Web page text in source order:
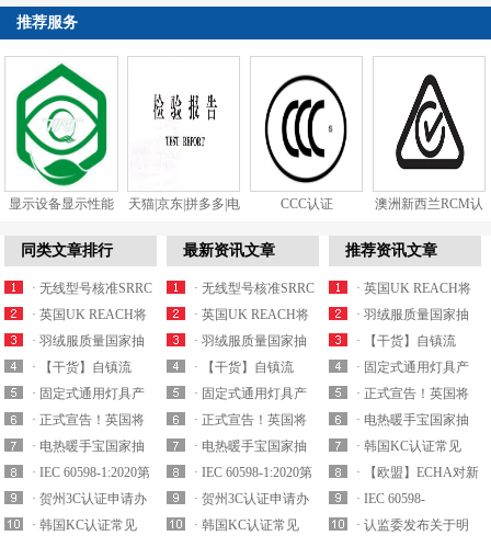
推荐服务
显示设备显示性能
天猫|京东|拼多多|电
CCC认证
澳洲新西兰RCM认
同类文章排行
· 无线型号核准SRRC
认证最新产品...
· 英国UK REACH将
于2021年实施...
· 羽绒服质量国家抽
查细则内容解析
· 【干货】自镇流
LED灯产品国家监...
· 固定式通用灯具产
品质量国抽要求解...
· 正式宣告！英国将
拒绝承认CE认证...
· 电热暖手宝国家抽
查实施细则要求解...
· IEC 60598-1:2020第
九版已于2020...
· 贺州3C认证申请办
理机构
· 韩国KC认证常见
最新资讯文章
· 无线型号核准SRRC
认证最新产品...
· 英国UK REACH将
于2021年实施...
· 羽绒服质量国家抽
查细则内容解析
· 【干货】自镇流
LED灯产品国家监...
· 固定式通用灯具产
品质量国抽要求解...
· 正式宣告！英国将
拒绝承认CE认证...
· 电热暖手宝国家抽
查实施细则要求解...
· IEC 60598-1:2020第
九版已于2020...
· 贺州3C认证申请办
理机构
· 韩国KC认证常见
推荐资讯文章
· 英国UK REACH将
于2021年实施...
· 羽绒服质量国家抽
查细则内容解析
· 【干货】自镇流
LED灯产品国家监...
· 固定式通用灯具产
品质量国抽要求解...
· 正式宣告！英国将
拒绝承认CE认证...
· 电热暖手宝国家抽
查实施细则要求解...
· 韩国KC认证常见
EMC电磁兼容标...
· 【欧盟】ECHA对新
一批潜在的S...
· IEC 60598-
1:20202020年8月17号
· 认监委发布关于明